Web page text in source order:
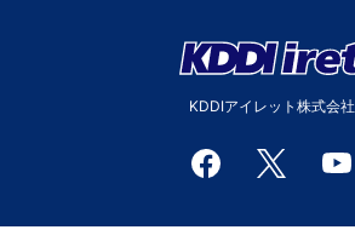
KDDIアイレット株式会社